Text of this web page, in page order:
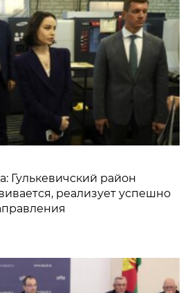
Гулькевичский район
реализует успешно